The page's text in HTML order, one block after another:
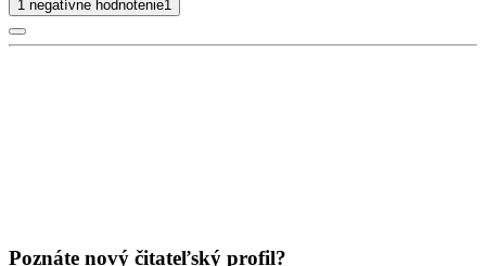
1 negatívne hodnotenie1
Poznáte nový čitateľský profil?